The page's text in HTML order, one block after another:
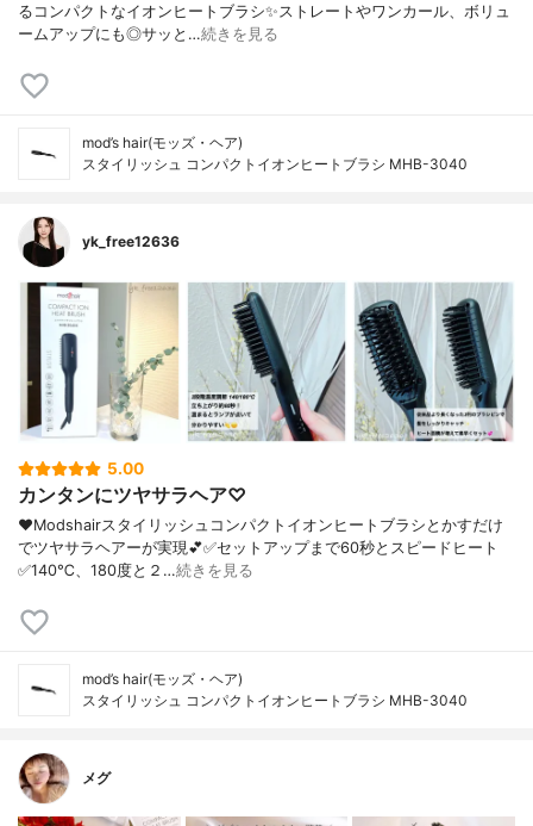
るコンパクトなイオンヒートブラシ✨ストレートやワンカール、ボリュ
ームアップにも◎サッと…続きを見る
mod’s hair(モッズ・ヘア)
スタイリッシュ コンパクトイオンヒートブラシ MHB-3040
yk_free12636
5.00
カンタンにツヤサラヘア♡
❤︎Modshairスタイリッシュコンパクトイオンヒートブラシとかすだけ
でツヤサラヘアーが実現💕✅セットアップまで60秒とスピードヒート
✅140℃、180度と２…続きを見る
mod’s hair(モッズ・ヘア)
スタイリッシュ コンパクトイオンヒートブラシ MHB-3040
メグ